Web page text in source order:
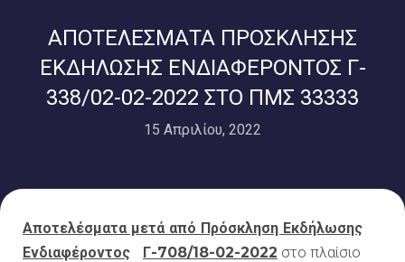
ΑΠΟΤΕΛΕΣΜΑΤΑ ΠΡΟΣΚΛΗΣΗΣ
ΕΚΔΗΛΩΣΗΣ ΕΝΔΙΑΦΕΡΟΝΤΟΣ Γ-
338/02-02-2022 ΣΤΟ ΠΜΣ 33333
15 Απριλίου, 2022
Αποτελέσματα μετά από Πρόσκληση Εκδήλωσης
Ενδιαφέροντος
Γ-708/18-02-2022 στο πλαίσιο